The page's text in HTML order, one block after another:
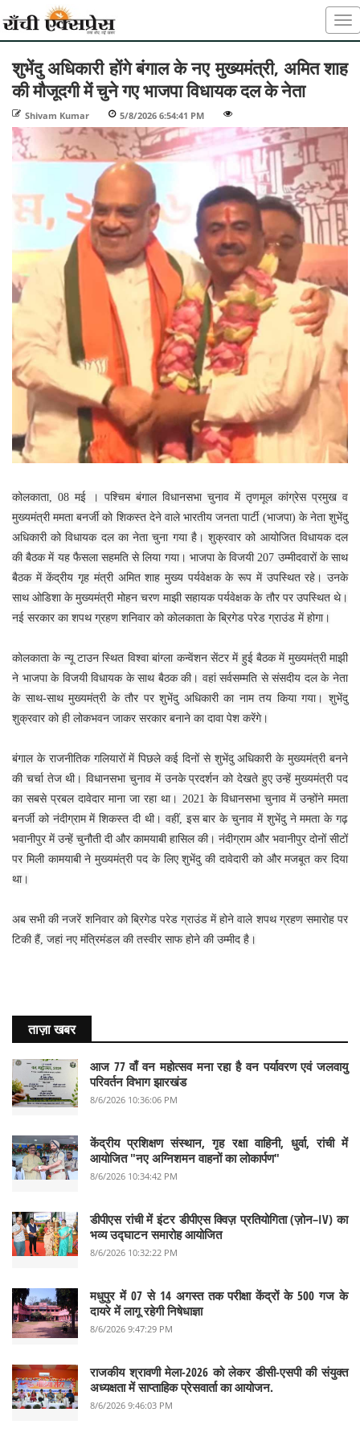
शुभेंदु अधिकारी होंगे बंगाल के नए मुख्यमंत्री, अमित शाह
की मौजूदगी में चुने गए भाजपा विधायक दल के नेता
Shivam Kumar 5/8/2026 6:54:41 PM
कोलकाता, 08 मई । पश्चिम बंगाल विधानसभा चुनाव में तृणमूल कांग्रेस प्रमुख व
मुख्यमंत्री ममता बनर्जी को शिकस्त देने वाले भारतीय जनता पार्टी (भाजपा) के नेता शुभेंदु
अधिकारी को विधायक दल का नेता चुना गया है। शुक्रवार को आयोजित विधायक दल
की बैठक में यह फैसला सहमति से लिया गया। भाजपा के विजयी 207 उम्मीदवारों के साथ
बैठक में केंद्रीय गृह मंत्री अमित शाह मुख्य पर्यवेक्षक के रूप में उपस्थित रहे। उनके
साथ ओडिशा के मुख्यमंत्री मोहन चरण माझी सहायक पर्यवेक्षक के तौर पर उपस्थित थे।
नई सरकार का शपथ ग्रहण शनिवार को कोलकाता के ब्रिगेड परेड ग्राउंड में होगा।
काेलकाता के न्यू टाउन स्थित विश्वा बांग्ला कन्वेंशन सेंटर में हुई बैठक में मुख्यमंत्री माझी
ने भाजपा के विजयी विधायक के साथ बैठक की। वहां सर्वसम्मति से संसदीय दल के नेता
के साथ-साथ मुख्यमंत्री के तौर पर शुभेंदु अधिकारी का नाम तय किया गया। शुभेंदु
शुक्रवार काे ही लोकभवन जाकर सरकार बनाने का दावा पेश करेंगे।
बंगाल के राजनीतिक गलियारों में पिछले कई दिनों से शुभेंदु अधिकारी के मुख्यमंत्री बनने
की चर्चा तेज थी। विधानसभा चुनाव में उनके प्रदर्शन को देखते हुए उन्हें मुख्यमंत्री पद
का सबसे प्रबल दावेदार माना जा रहा था। 2021 के विधानसभा चुनाव में उन्होंने ममता
बनर्जी को नंदीग्राम में शिकस्त दी थी। वहीं, इस बार के चुनाव में शुभेंदु ने ममता के गढ़
भवानीपुर में उन्हें चुनौती दी और कामयाबी हासिल की। नंदीग्राम और भवानीपुर दोनों सीटों
पर मिली कामयाबी ने मुख्यमंत्री पद के लिए शुभेंदु की दावेदारी को और मजबूत कर दिया
था।
अब सभी की नजरें शनिवार को ब्रिगेड परेड ग्राउंड में होने वाले शपथ ग्रहण समारोह पर
टिकी हैं, जहां नए मंत्रिमंडल की तस्वीर साफ होने की उम्मीद है।
ताज़ा खबर
आज 77 वाँ वन महोत्सव मना रहा है वन पर्यावरण एवं जलवायु
परिवर्तन विभाग झारखंड
8/6/2026 10:36:06 PM
केंद्रीय प्रशिक्षण संस्थान, गृह रक्षा वाहिनी, धुर्वा, रांची में
आयोजित "नए अग्निशमन वाहनों का लोकार्पण"
8/6/2026 10:34:42 PM
डीपीएस रांची में इंटर डीपीएस क्विज़ प्रतियोगिता (ज़ोन–IV) का
भव्य उद्घाटन समारोह आयोजित
8/6/2026 10:32:22 PM
मधुपुर में 07 से 14 अगस्त तक परीक्षा केंद्रों के 500 गज के
दायरे में लागू रहेगी निषेधाज्ञा
8/6/2026 9:47:29 PM
राजकीय श्रावणी मेला-2026 को लेकर डीसी-एसपी की संयुक्त
अध्यक्षता में साप्ताहिक प्रेसवार्ता का आयोजन.
8/6/2026 9:46:03 PM